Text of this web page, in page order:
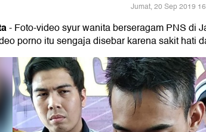
Jumat, 20 Sep 2019
- Foto-video syur wanita berseragam PNS di
porno itu sengaja disebar karena sakit hati